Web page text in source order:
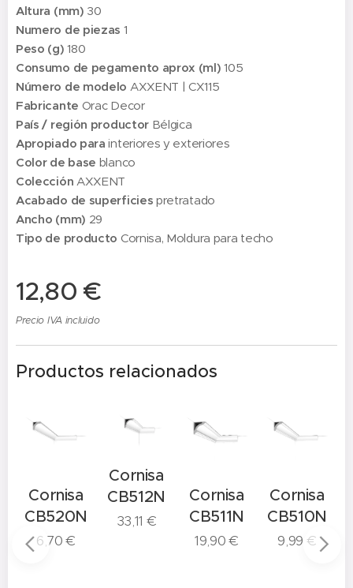
Altura (mm) 30
Numero de piezas 1
Peso (g) 180
Consumo de pegamento aprox (ml) 105
Número de modelo AXXENT | CX115
Fabricante Orac Decor
País / región productor Bélgica
Apropiado para interiores y exteriores
Color de base blanco
Colección AXXENT
Acabado de superficies pretratado
Ancho (mm) 29
Tipo de producto Cornisa, Moldura para techo
12,80 €
Precio IVA incluido
Productos relacionados
Cornisa
CB520N
6,70€
Cornisa
CB512N
33,11 €
Cornisa
CB511N
19,90€
Cornisa
CB510N
9,99 €